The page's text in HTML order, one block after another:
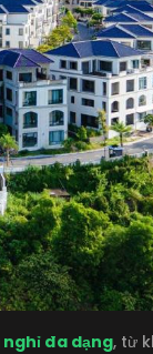
đa dạng, từ